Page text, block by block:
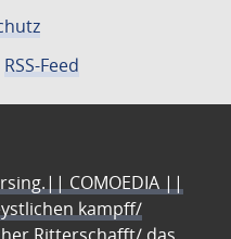
RSS-Feed
COMOEDIA ||
kampff/